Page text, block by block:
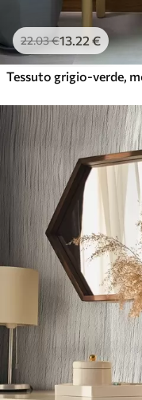
22.03€13.22 €